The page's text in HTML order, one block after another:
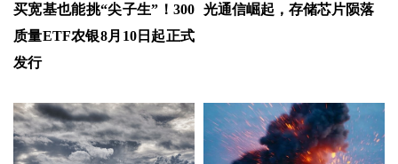
买宽基也能挑“尖子生”！300
质量ETF农银8月10日起正式
发行
光通信崛起，存储芯片陨落